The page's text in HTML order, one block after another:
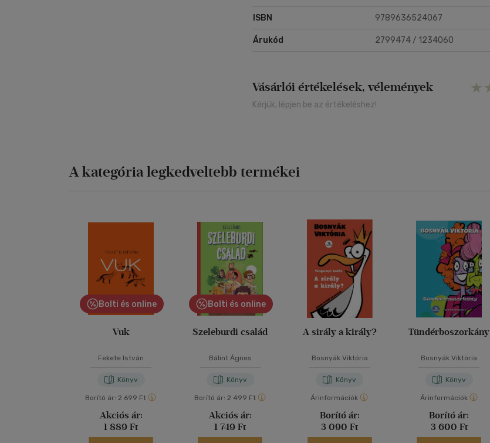
ISBN 9789636524067
Árukód 2799474 / 1234060
Vásárlói értékelések, vélemények
Kérjük, lépjen be az értékeléshez!
A kategória legkedveltebb termékei
Bolti és online
Vuk
Fekete István
Könyv
Borító ár: 2 699 Ft
Akciós ár:
1 889 Ft
Bolti és online
Szeleburdi család
Bálint Ágnes
Könyv
Borító ár: 2 499 Ft
Akciós ár:
1 749 Ft
A sirály a király?
Bosnyák Viktória
Könyv
Árinformációk
Borító ár:
3 090 Ft
Tündérboszorkány
Bosnyák Viktória
Könyv
Árinformációk
Borító ár:
3 600 Ft